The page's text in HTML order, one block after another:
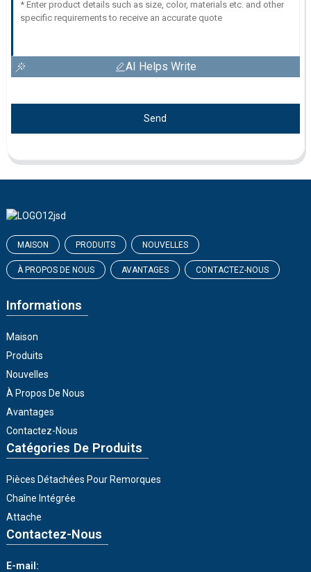
AI Helps Write
Send
MAISON PRODUITS NOUVELLES
À PROPOS DE NOUS AVANTAGES CONTACTEZ-NOUS
Informations
Maison
Produits
Nouvelles
À Propos De Nous
Avantages
Contactez-Nous
Catégories De Produits
Pièces Détachées Pour Remorques
Chaîne Intégrée
Attache
Contactez-Nous
E-mail: